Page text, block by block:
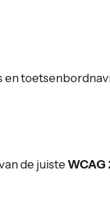
de juisteWCAG